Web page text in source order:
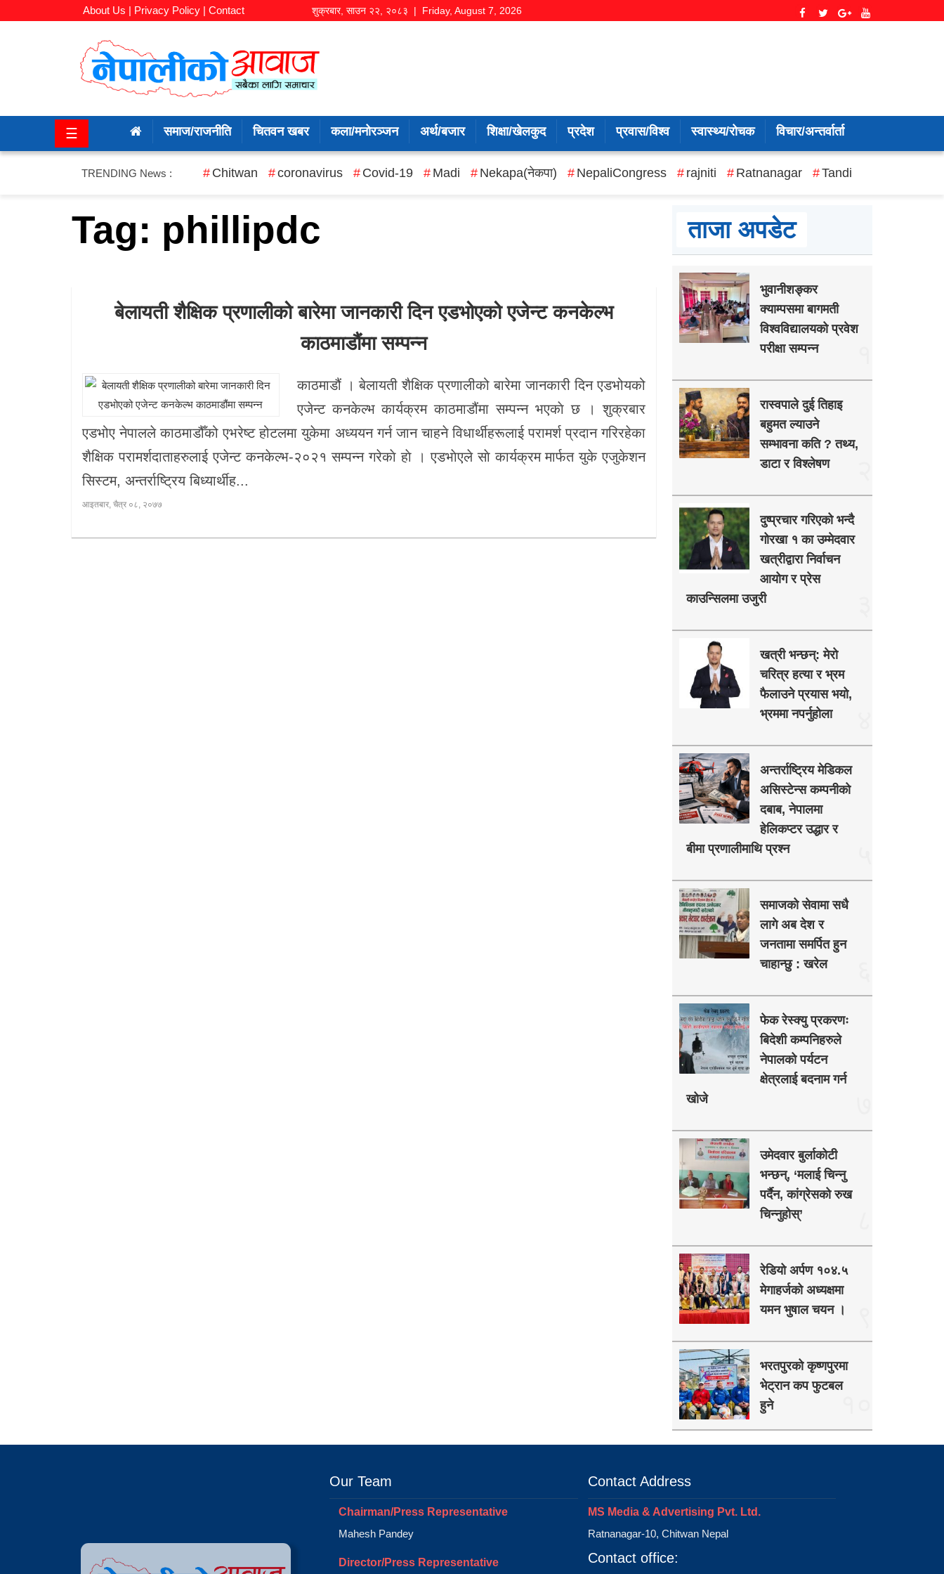
About Us | Privacy Policy | Contact शुक्रबार, साउन २२, २०८३ | Friday, August 7, 2026
राजनीति
☰ समाज/राजनीति चितवन खबर कला/मनोरञ्जन अर्थ/बजार शिक्षा/खेलकुद प्रदेश प्रवास/विश्व स्वास्थ्य/रोचक विचार/अन्तर्वार्ता
TRENDING News : Chitwan coronavirus Covid-19 Madi Nekapa(नेकपा) NepaliCongress rajniti Ratnanagar Tandi
Tag: phillipdc
बेलायती शैक्षिक प्रणालीको बारेमा जानकारी दिन एडभोएको एजेन्ट कनकेल्भ
काठमाडौंमा सम्पन्न
काठमाडौं । बेलायती शैक्षिक प्रणालीको बारेमा जानकारी दिन एडभोयको
एजेन्ट कनकेल्भ कार्यक्रम काठमाडौंमा सम्पन्न भएकाे छ । शुक्रबार
एडभोए नेपालले काठमाडौँको एभरेष्ट होटलमा युकेमा अध्ययन गर्न जान चाहने विधार्थीहरूलाई परामर्श प्रदान गरिरहेका
शैक्षिक परामर्शदाताहरुलाई एजेन्ट कनकेल्भ-२०२१ सम्पन्न गरेकाे हाे । एडभाेएले साे कार्यक्रम मार्फत युके एजुकेशन
सिस्टम, अन्तर्राष्ट्रिय बिध्यार्थीह...
आइतबार, चैत्र ०८, २०७७
ताजा अपडेट
भुवानीशङ्कर
क्याम्पसमा बागमती
विश्वविद्यालयको प्रवेश
परीक्षा सम्पन्न
रास्वपाले दुई तिहाइ
बहुमत ल्याउने
सम्भावना कति ? तथ्य,
डाटा र विश्लेषण
दुष्प्रचार गरिएको भन्दै
गोरखा १ का उम्मेदवार
खत्रीद्वारा निर्वाचन
आयोग र प्रेस
काउन्सिलमा उजुरी
खत्री भन्छन्: मेरो
चरित्र हत्या र भ्रम
फैलाउने प्रयास भयो,
भ्रममा नपर्नुहोला
अन्तर्राष्ट्रिय मेडिकल
असिस्टेन्स कम्पनीको
दबाब, नेपालमा
हेलिकप्टर उद्धार र
बीमा प्रणालीमाथि प्रश्न
समाजको सेवामा सधै
लागे अब देश र
जनतामा समर्पित हुन
चाहान्छु : खरेल
फेक रेस्क्यु प्रकरणः
बिदेशी कम्पनिहरुले
नेपालको पर्यटन
क्षेत्रलाई बदनाम गर्न
खोजे
उमेदवार बुर्लाकोटी
भन्छन्, ‘मलाई चिन्नु
पर्दैन, कांग्रेसको रुख
चिन्नुहोस्’
रेडियो अर्पण १०४.५
मेगाहर्जको अध्यक्षमा
यमन भुषाल चयन ।
भरतपुरको कृष्णपुरमा
भेट्रान कप फुटबल
हुने
Our Team
Chairman/Press Representative
Mahesh Pandey
Director/Press Representative
Contact Address
MS Media & Advertising Pvt. Ltd.
Ratnanagar-10, Chitwan Nepal
Contact office: